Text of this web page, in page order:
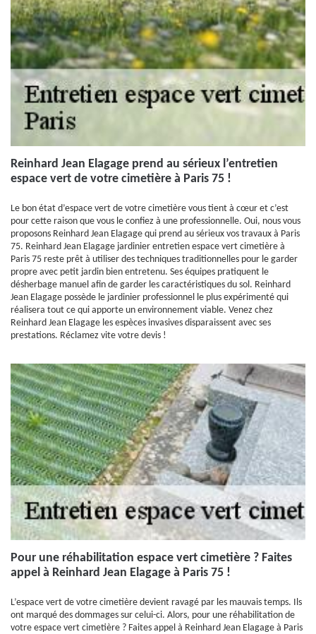
Reinhard Jean Elagage prend au sérieux l’entretien
espace vert de votre cimetière à Paris 75 !
Le bon état d’espace vert de votre cimetière vous tient à cœur et c’est
pour cette raison que vous le confiez à une professionnelle. Oui, nous vous
proposons Reinhard Jean Elagage qui prend au sérieux vos travaux à Paris
75. Reinhard Jean Elagage jardinier entretien espace vert cimetière à
Paris 75 reste prêt à utiliser des techniques traditionnelles pour le garder
propre avec petit jardin bien entretenu. Ses équipes pratiquent le
désherbage manuel afin de garder les caractéristiques du sol. Reinhard
Jean Elagage possède le jardinier professionnel le plus expérimenté qui
réalisera tout ce qui apporte un environnement viable. Venez chez
Reinhard Jean Elagage les espèces invasives disparaissent avec ses
prestations. Réclamez vite votre devis !
Pour une réhabilitation espace vert cimetière ? Faites
appel à Reinhard Jean Elagage à Paris 75 !
L’espace vert de votre cimetière devient ravagé par les mauvais temps. Ils
ont marqué des dommages sur celui-ci. Alors, pour une réhabilitation de
votre espace vert cimetière ? Faites appel à Reinhard Jean Elagage à Paris